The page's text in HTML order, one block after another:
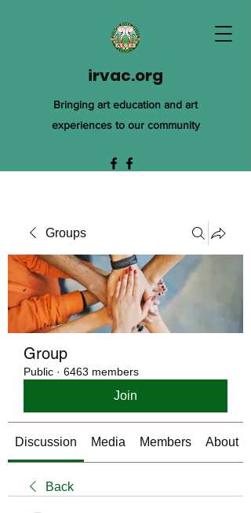
irvac.org
Bringing art education and art
experiences to our community
Groups
Group
Public · 6463 members
Join
Discussion Media Members About
Back